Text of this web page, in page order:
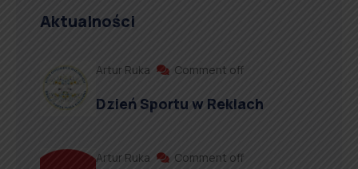
Aktualności
Artur Ruka Comment off
Dzień Sportu w Reklach
Artur Ruka Comment off